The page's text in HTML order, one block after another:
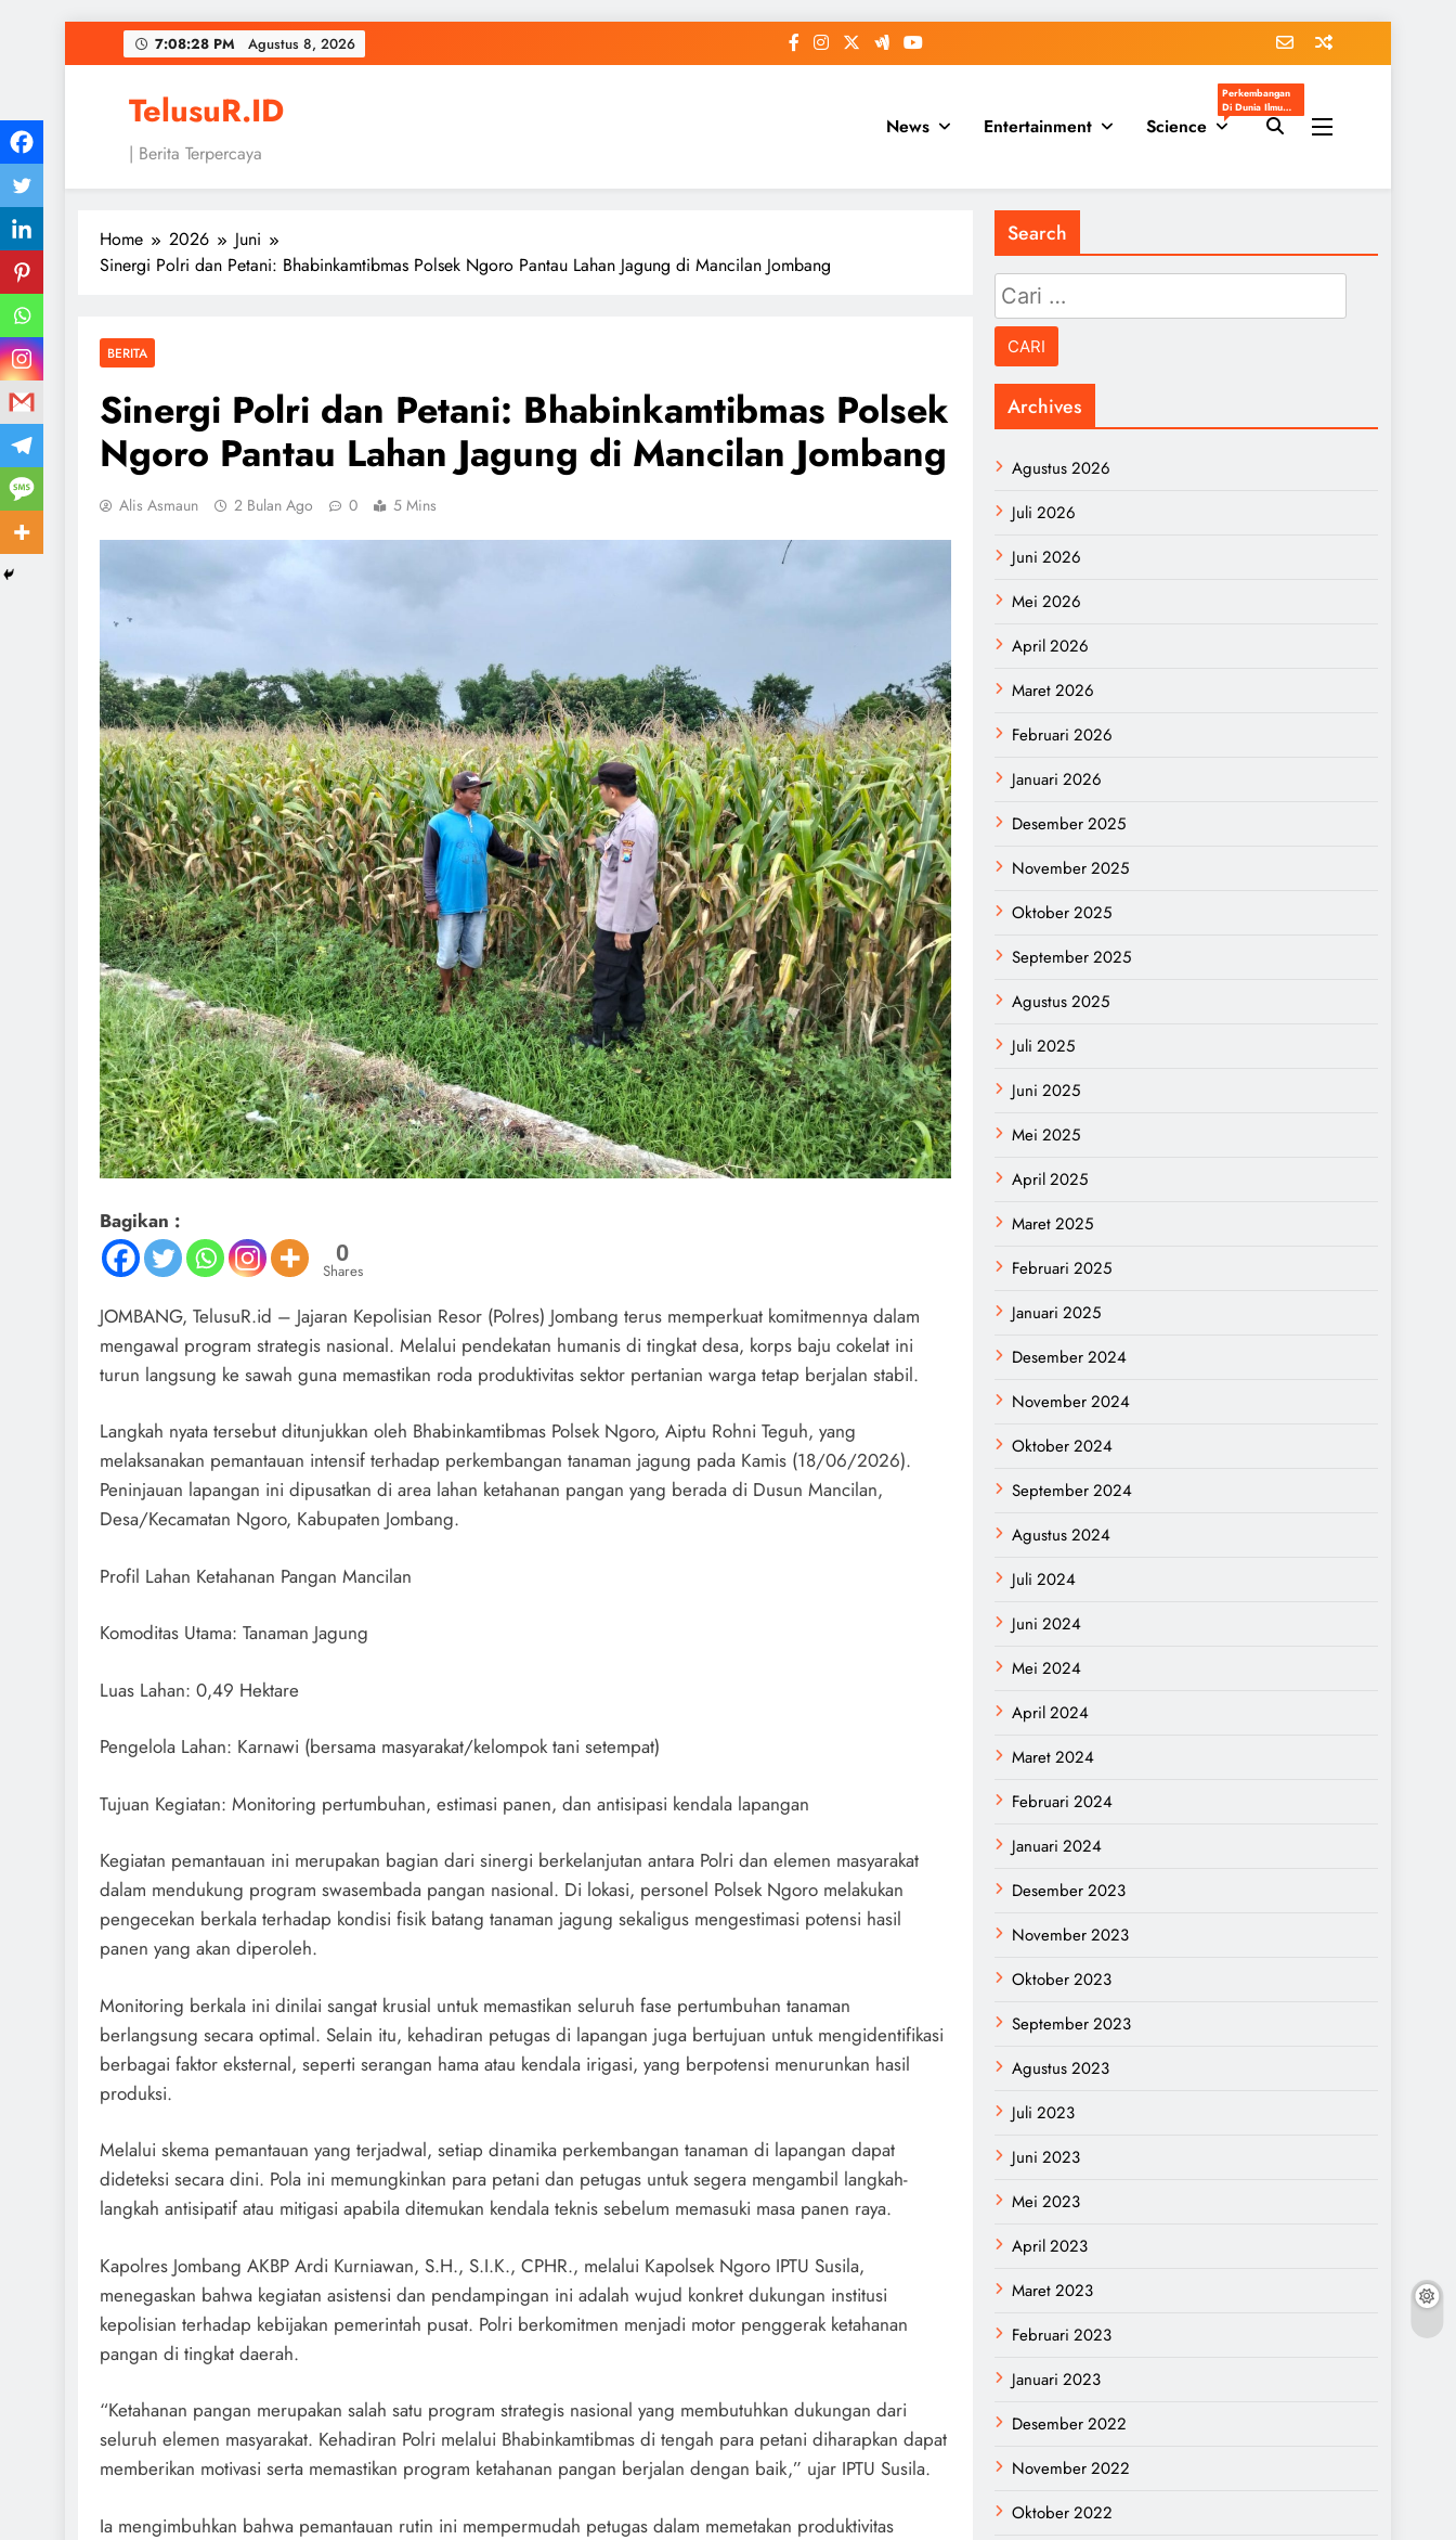
to
7:08:29 PM Agustus 8,
2026
TelusuR.ID
| Berita Terpercaya
News Entertainment Science
Perkembangan
Di Dunia Ilmu
Pengetahuan
Populer
Home 2026
Juni
Sinergi Polri dan Petani: Bhabinkamtibmas Polsek Ngoro Pantau Lahan Jagung di Mancilan Jombang
BERITA
Sinergi Polri dan Petani: Bhabinkamtibmas Polsek
Ngoro Pantau Lahan Jagung di Mancilan Jombang
Alis Asmaun 2 Bulan Ago 0 5 Mins
Bagikan :
0
Shares
JOMBANG, TelusuR.id – Jajaran Kepolisian Resor (Polres) Jombang terus memperkuat komitmennya dalam
mengawal program strategis nasional. Melalui pendekatan humanis di tingkat desa, korps baju cokelat ini
turun langsung ke sawah guna memastikan roda produktivitas sektor pertanian warga tetap berjalan stabil.
Langkah nyata tersebut ditunjukkan oleh Bhabinkamtibmas Polsek Ngoro, Aiptu Rohni Teguh, yang
melaksanakan pemantauan intensif terhadap perkembangan tanaman jagung pada Kamis (18/06/2026).
Peninjauan lapangan ini dipusatkan di area lahan ketahanan pangan yang berada di Dusun Mancilan,
Desa/Kecamatan Ngoro, Kabupaten Jombang.
Profil Lahan Ketahanan Pangan Mancilan
Komoditas Utama: Tanaman Jagung
Luas Lahan: 0,49 Hektare
Pengelola Lahan: Karnawi (bersama masyarakat/kelompok tani setempat)
Tujuan Kegiatan: Monitoring pertumbuhan, estimasi panen, dan antisipasi kendala lapangan
Kegiatan pemantauan ini merupakan bagian dari sinergi berkelanjutan antara Polri dan elemen masyarakat
dalam mendukung program swasembada pangan nasional. Di lokasi, personel Polsek Ngoro melakukan
pengecekan berkala terhadap kondisi fisik batang tanaman jagung sekaligus mengestimasi potensi hasil
panen yang akan diperoleh.
Monitoring berkala ini dinilai sangat krusial untuk memastikan seluruh fase pertumbuhan tanaman
berlangsung secara optimal. Selain itu, kehadiran petugas di lapangan juga bertujuan untuk mengidentifikasi
berbagai faktor eksternal, seperti serangan hama atau kendala irigasi, yang berpotensi menurunkan hasil
produksi.
Melalui skema pemantauan yang terjadwal, setiap dinamika perkembangan tanaman di lapangan dapat
dideteksi secara dini. Pola ini memungkinkan para petani dan petugas untuk segera mengambil langkah-
langkah antisipatif atau mitigasi apabila ditemukan kendala teknis sebelum memasuki masa panen raya.
Kapolres Jombang AKBP Ardi Kurniawan, S.H., S.I.K., CPHR., melalui Kapolsek Ngoro IPTU Susila,
menegaskan bahwa kegiatan asistensi dan pendampingan ini adalah wujud konkret dukungan institusi
kepolisian terhadap kebijakan pemerintah pusat. Polri berkomitmen menjadi motor penggerak ketahanan
pangan di tingkat daerah.
“Ketahanan pangan merupakan salah satu program strategis nasional yang membutuhkan dukungan dari
seluruh elemen masyarakat. Kehadiran Polri melalui Bhabinkamtibmas di tengah para petani diharapkan dapat
memberikan motivasi serta memastikan program ketahanan pangan berjalan dengan baik,” ujar IPTU Susila.
Ia mengimbuhkan bahwa pemantauan rutin ini mempermudah petugas dalam memetakan produktivitas
Search
Cari
untuk:
Archives
Agustus 2026
Juli 2026
Juni 2026
Mei 2026
April 2026
Maret 2026
Februari 2026
Januari 2026
Desember 2025
November 2025
Oktober 2025
September 2025
Agustus 2025
Juli 2025
Juni 2025
Mei 2025
April 2025
Maret 2025
Februari 2025
Januari 2025
Desember 2024
November 2024
Oktober 2024
September 2024
Agustus 2024
Juli 2024
Juni 2024
Mei 2024
April 2024
Maret 2024
Februari 2024
Januari 2024
Desember 2023
November 2023
Oktober 2023
September 2023
Agustus 2023
Juli 2023
Juni 2023
Mei 2023
April 2023
Maret 2023
Februari 2023
Januari 2023
Desember 2022
November 2022
Oktober 2022